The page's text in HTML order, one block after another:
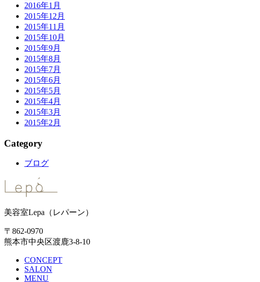
2016年1月
2015年12月
2015年11月
2015年10月
2015年9月
2015年8月
2015年7月
2015年6月
2015年5月
2015年4月
2015年3月
2015年2月
Category
ブログ
美容室Lepa（レパーン）
〒862-0970
熊本市中央区渡鹿3-8-10
CONCEPT
SALON
MENU